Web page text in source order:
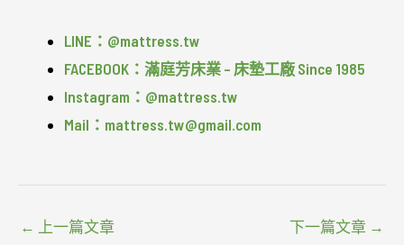
LINE：@mattress.tw
FACEBOOK：滿庭芳床業 – 床墊工廠 Since 1985
Instagram：@mattress.tw
Mail：mattress.tw@gmail.com
← 上一篇文章 下一篇文章 →